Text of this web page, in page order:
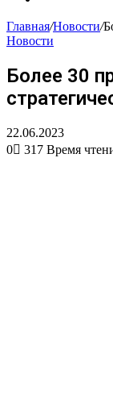
Главная/Новости/
Новости
Более 30
22.06.2023
0
317 Время